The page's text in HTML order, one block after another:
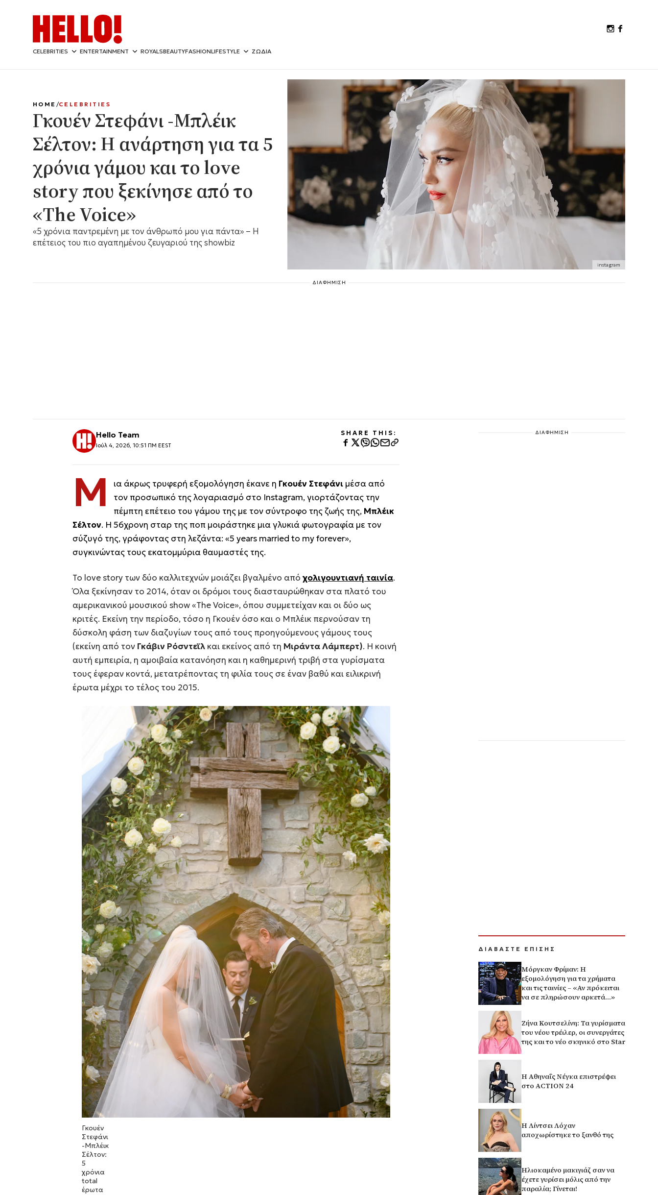
CELEBRITIES ENTERTAINMENT ROYALSBEAUTYFASHIONLIFESTYLE ΖΩΔΙΑ
instagram
HOME CELEBRITIES
Γκουέν Στεφάνι -Μπλέικ
Σέλτον: Η ανάρτηση για τα 5
χρόνια γάμου και το love
story που ξεκίνησε από το
«The Voice»
«5 χρόνια παντρεμένη με τον άνθρωπό μου για πάντα» – Η
επέτειος του πιο αγαπημένου ζευγαριού της showbiz
ΔΙΑΦΗΜΙΣΗ
Hello Team
Ιούλ 4, 2026, 10:51 ΠΜ EEST
SHARE THIS:
Μ ια άκρως τρυφερή εξομολόγηση έκανε η Γκουέν Στεφάνιμέσα από
τον προσωπικό της λογαριασμό στο Instagram, γιορτάζοντας την
πέμπτη επέτειο του γάμου της με τον σύντροφο της ζωής της, Μπλέικ
Σέλτον. Η 56χρονη σταρ της ποπ μοιράστηκε μια γλυκιά φωτογραφία με τον
σύζυγό της, γράφοντας στη λεζάντα: «5 years married to my forever»,
συγκινώντας τους εκατομμύρια θαυμαστές της.
Το love story των δύο καλλιτεχνών μοιάζει βγαλμένο από χολιγουντιανή ταινία.
Όλα ξεκίνησαν το 2014, όταν οι δρόμοι τους διασταυρώθηκαν στα πλατό του
αμερικανικού μουσικού show«The Voice», όπου συμμετείχαν και οι δύο ως
κριτές. Εκείνη την περίοδο, τόσο η Γκουέν όσο και ο Μπλέικ περνούσαν τη
δύσκολη φάση των διαζυγίων τους από τους προηγούμενους γάμους τους
(εκείνη από τον Γκάβιν Ρόσντεϊλ και εκείνος από τη Μιράντα Λάμπερτ). Η κοινή
αυτή εμπειρία, η αμοιβαία κατανόηση και η καθημερινή τριβή στα γυρίσματα
τους έφεραν κοντά, μετατρέποντας τη φιλία τους σε έναν βαθύ και ειλικρινή
έρωτα μέχρι το τέλος του 2015.
Γκουέν
Στεφάνι
-Μπλέικ
Σέλτον:
5
χρόνια
total
έρωτα
ΔΙΑΦΗΜΙΣΗ
ΔΙΑΒΑΣΤΕ ΕΠΙΣΗΣ
Μόργκαν Φρίμαν: Η
εξομολόγηση για τα χρήματα
και τις ταινίες – «Αν πρόκειται
να σε πληρώσουν αρκετά…»
Ζήνα Κουτσελίνη: Τα γυρίσματα
του νέου τρέιλερ, οι συνεργάτες
της και το νέο σκηνικό στο Star
Η Αθηναΐς Νέγκα επιστρέφει
στο ACTION 24
Η Λίντσει Λόχαν
αποχωρίστηκε το ξανθό της
Ηλιοκαμένο μακιγιάζ σαν να
έχετε γυρίσει μόλις από την
παραλία; Γίνεται!